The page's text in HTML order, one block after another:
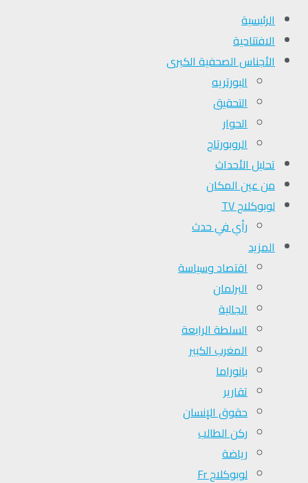
الرئيسية
الافتتاحية
الأجناس الصحفية الكبرى
البورتريه
التحقیق
الحوار
الروبورتاج
تحلیل الأحداث
من عين المكان
لوبوكلاج TV
رأي في حدث
المزيد
اقتصاد وسياسة
البرلمان
الجالية
السلطة الرابعة
المغرب الكبير
بانوراما
تقارير
حقوق الإنسان
ركن الطالب
رياضة
لوبوكلاج Fr